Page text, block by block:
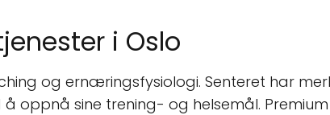
i Oslo
og ernæringsfysiologi. Senteret har
oppnå sine trening- og helsemål.